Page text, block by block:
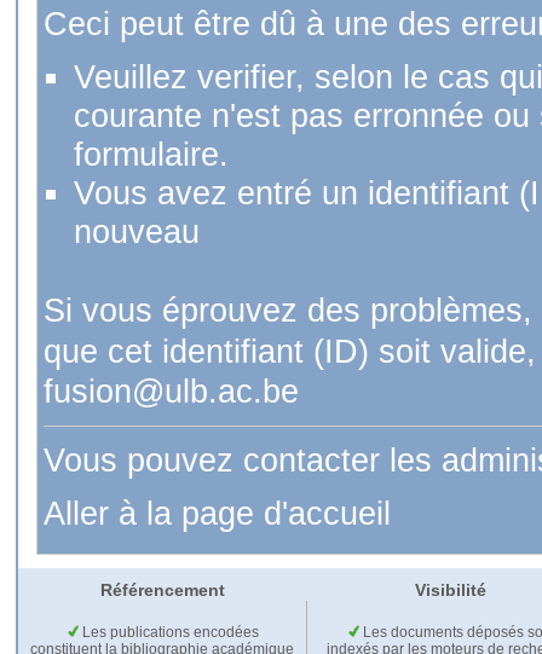
Ceci peut être dû à une des
Veuillez verifier, selon le cas
courante n'est pas erronnée
formulaire.
Vous avez entré un identifiant
nouveau
Si vous éprouvez des
que cet identifiant (ID) soit
fusion@ulb.ac.be
Vous pouvez contacter les
Aller à la page d'accueil
Référencement Visibilité
Les publications encodées
constituent la bibliographie académique
Les documents déposés
indexés par les moteurs de